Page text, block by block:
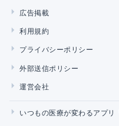
広告掲載
利用規約
プライバシーポリシー
外部送信ポリシー
運営会社
いつもの医療が変わるアプリ